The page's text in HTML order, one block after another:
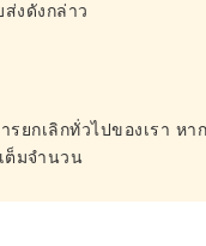
งดังกล่าว
ยกเลิกทั่วไปของเรา ห
ต็มจำนวน